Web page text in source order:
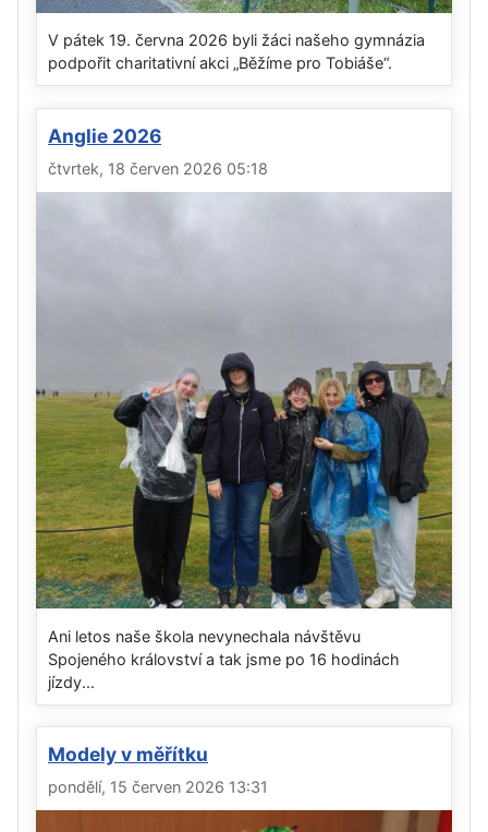
V pátek 19. června 2026 byli žáci našeho gymnázia
podpořit charitativní akci „Běžíme pro Tobiáše“.
Anglie 2026
čtvrtek, 18 červen 2026 05:18
Ani letos naše škola nevynechala návštěvu
Spojeného království a tak jsme po 16 hodinách
jízdy...
Modely v měřítku
pondělí, 15 červen 2026 13:31